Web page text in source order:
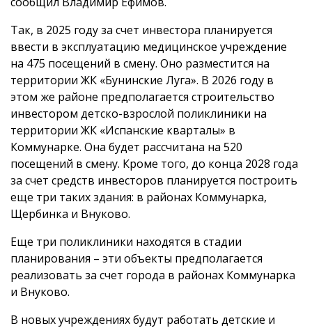
Так, в 2025 году за счет инвестора планируется
ввести в эксплуатацию медицинское учреждение
на 475 посещений в смену. Оно разместится на
территории ЖК «Бунинские Луга». В 2026 году в
этом же районе предполагается строительство
инвестором детско-взрослой поликлиники на
территории ЖК «Испанские кварталы» в
Коммунарке. Она будет рассчитана на 520
посещений в смену. Кроме того, до конца 2028 года
за счет средств инвесторов планируется построить
еще три таких здания: в районах Коммунарка,
Щербинка и Внуково.
Еще три поликлиники находятся в стадии
планирования – эти объекты предполагается
реализовать за счет города в районах Коммунарка
и Внуково.
В новых учреждениях будут работать детские и